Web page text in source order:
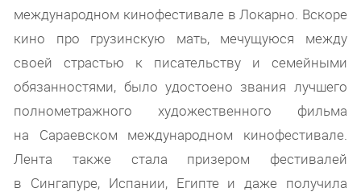
международном кинофестивале в Локарно. Вскоре
кино про грузинскую мать, мечущуюся между
своей страстью к писательству и семейными
обязанностями, было удостоено звания лучшего
полнометражного художественного фильма
на Сараевском международном кинофестивале.
Лента также стала призером фестивалей
в Сингапуре, Испании, Египте и даже получила